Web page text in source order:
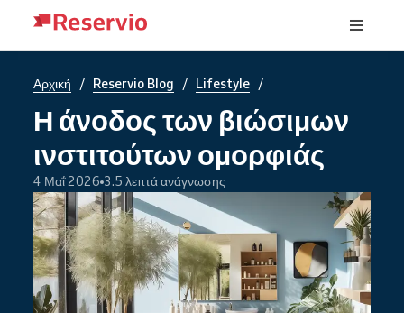
Αρχική / Reservio Blog / Lifestyle /
Η άνοδος των βιώσιμων
ινστιτούτων ομορφιάς
4 Μαΐ 2026 3.5 λεπτά ανάγνωσης